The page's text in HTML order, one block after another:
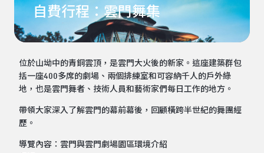
自費行程：雲門舞集
位於山坳中的青銅雲頂，是雲門大火後的新家。這座建築群包
括一座400多席的劇場、兩個排練室和可容納千人的戶外綠
地，也是雲門舞者、技術人員和藝術家們每日工作的地方。
帶領大家深入了解雲門的幕前幕後，回顧橫跨半世紀的舞團經
歷。
導覽內容：雲門與雲門劇場園區環境介紹